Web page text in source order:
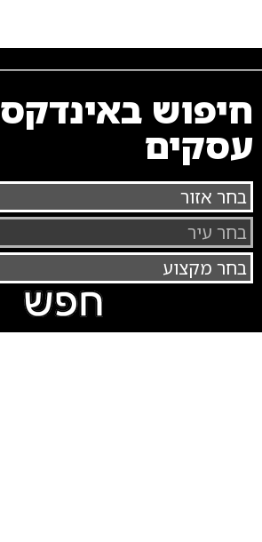
חיפוש באינדקס
עסקים